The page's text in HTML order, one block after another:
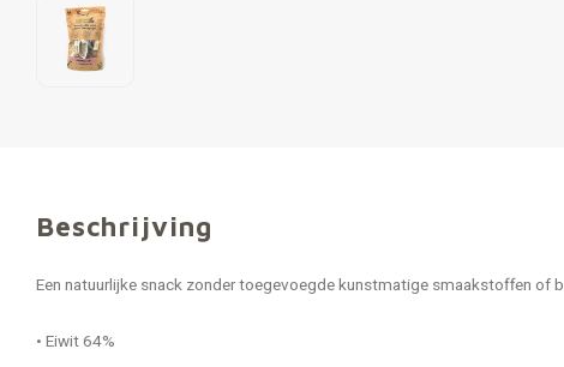
Beschrijving
Een natuurlijke snack zonder toegevoegde kunstmatige smaakstoffen of
• Eiwit 64%